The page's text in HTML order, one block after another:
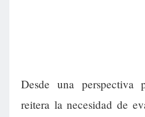
Desde una perspectiva
reitera la necesidad de